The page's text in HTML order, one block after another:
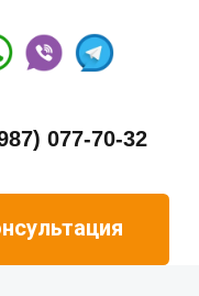
077-70-32